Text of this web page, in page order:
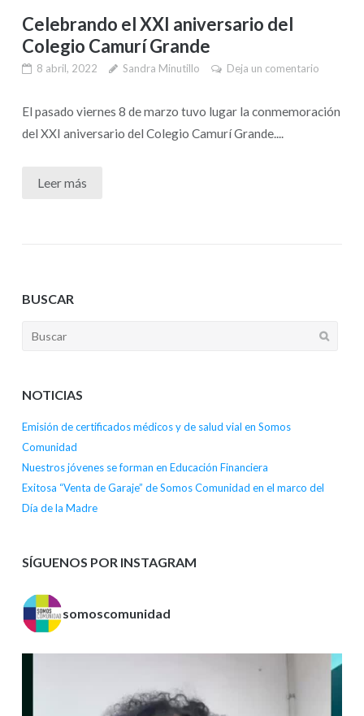
Celebrando el XXI aniversario del
Colegio Camurí Grande
8 abril, 2022 Sandra Minutillo Deja un comentario
El pasado viernes 8 de marzo tuvo lugar la conmemoración
del XXI aniversario del Colegio Camurí Grande....
Leer más
BUSCAR
NOTICIAS
Emisión de certificados médicos y de salud vial en Somos
Comunidad
Nuestros jóvenes se forman en Educación Financiera
Exitosa “Venta de Garaje” de Somos Comunidad en el marco del
Día de la Madre
SÍGUENOS POR INSTAGRAM
somoscomunidad